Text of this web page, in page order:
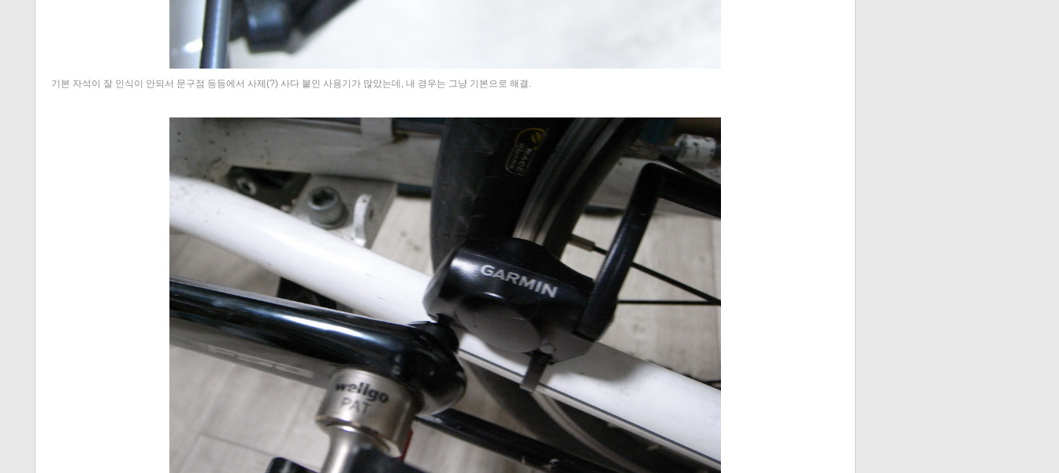
기본 자석이 잘 인식이 안되서 문구점 등등에서 사제(?) 사다 붙인 사용기가 많았는데, 내 경우는 그냥 기본으로 해결.